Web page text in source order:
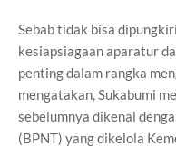
Sebab tidak bisa
kesiapsiagaan aparatur
penting dalam rangka
mengatakan, Sukabumi
sebelumnya dikenal
(BPNT) yang dikelola